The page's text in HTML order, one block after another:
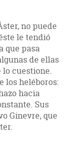
no puede
le tendió
que pasa
de ellas
lo cuestione.
los heléboros:
hacia
Sus
Ginevre, que